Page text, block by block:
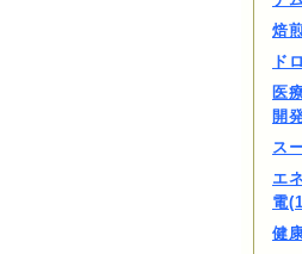
焙
ド
医
開
ス
エ
電
健